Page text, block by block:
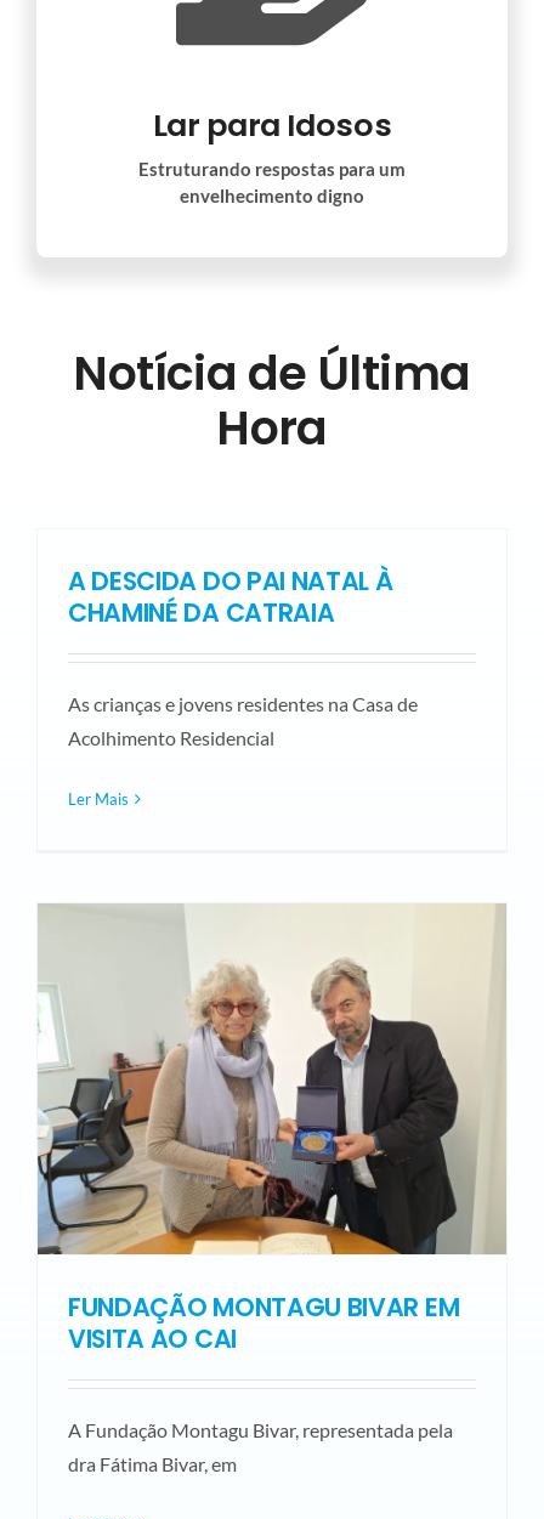
Lar para Idosos
Estruturando respostas para um
envelhecimento digno
Notícia de Última
Hora
A DESCIDA DO PAI NATAL À
CHAMINÉ DA CATRAIA
As crianças e jovens residentes na Casa de
Acolhimento Residencial
Ler Mais
FUNDAÇÃO MONTAGU BIVAR EM
VISITA AO CAI
A Fundação Montagu Bivar, representada pela
dra Fátima Bivar, em